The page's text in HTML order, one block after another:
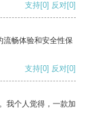
支持[0] 反对[0]
流畅体验和安全性保
支持[0] 反对[0]
我个人觉得，一款加